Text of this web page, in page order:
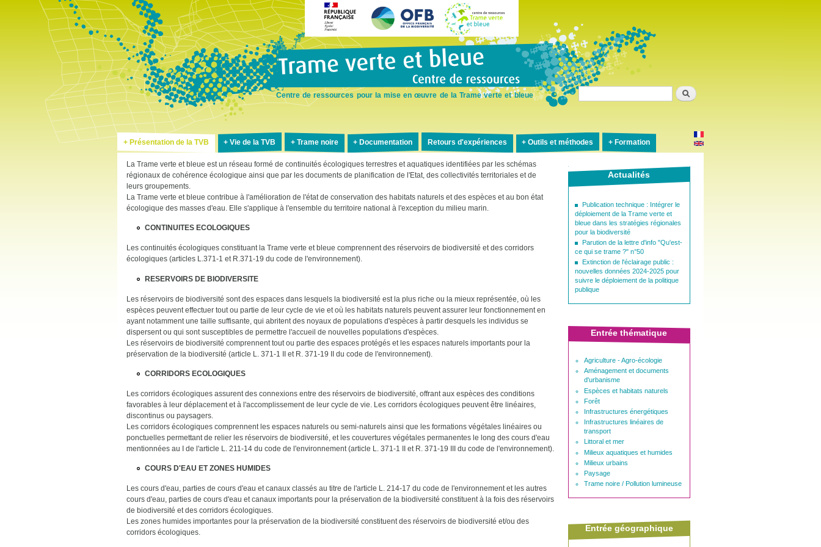
au
contenu
Centre de ressources pour la mise en œuvre de la Trame verte et bleue
Présentation de la TVB Vie de la TVB Trame noire Documentation Retours d'expériences Outils et méthodes Formation
La Trame verte et bleue est un réseau formé de continuités écologiques terrestres et aquatiques identifiées par les schémas
régionaux de cohérence écologique ainsi que par les documents de planification de l'Etat, des collectivités territoriales et de
leurs groupements.
La Trame verte et bleue contribue à l'amélioration de l'état de conservation des habitats naturels et des espèces et au bon état
écologique des masses d'eau. Elle s'applique à l'ensemble du territoire national à l'exception du milieu marin.
CONTINUITES ECOLOGIQUES
Les continuités écologiques constituant la Trame verte et bleue comprennent des réservoirs de biodiversité et des corridors
écologiques (articles L.371-1 et R.371-19 du code de l'environnement).
RESERVOIRS DE BIODIVERSITE
Les réservoirs de biodiversité sont des espaces dans lesquels la biodiversité est la plus riche ou la mieux représentée, où les
espèces peuvent effectuer tout ou partie de leur cycle de vie et où les habitats naturels peuvent assurer leur fonctionnement en
ayant notamment une taille suffisante, qui abritent des noyaux de populations d'espèces à partir desquels les individus se
dispersent ou qui sont susceptibles de permettre l'accueil de nouvelles populations d'espèces.
Les réservoirs de biodiversité comprennent tout ou partie des espaces protégés et les espaces naturels importants pour la
préservation de la biodiversité (article L. 371-1 II et R. 371-19 II du code de l'environnement).
CORRIDORS ECOLOGIQUES
Les corridors écologiques assurent des connexions entre des réservoirs de biodiversité, offrant aux espèces des conditions
favorables à leur déplacement et à l'accomplissement de leur cycle de vie. Les corridors écologiques peuvent être linéaires,
discontinus ou paysagers.
Les corridors écologiques comprennent les espaces naturels ou semi-naturels ainsi que les formations végétales linéaires ou
ponctuelles permettant de relier les réservoirs de biodiversité, et les couvertures végétales permanentes le long des cours d'eau
mentionnées au I de l'article L. 211-14 du code de l'environnement (article L. 371-1 II et R. 371-19 III du code de l'environnement).
COURS D'EAU ET ZONES HUMIDES
Les cours d'eau, parties de cours d'eau et canaux classés au titre de l'article L. 214-17 du code de l'environnement et les autres
cours d'eau, parties de cours d'eau et canaux importants pour la préservation de la biodiversité constituent à la fois des réservoirs
de biodiversité et des corridors écologiques.
Les zones humides importantes pour la préservation de la biodiversité constituent des réservoirs de biodiversité et/ou des
corridors écologiques.
Actualités
Publication technique : Intégrer le
déploiement de la Trame verte et
bleue dans les stratégies régionales
pour la biodiversité
Parution de la lettre d'info "Qu'est-
ce qui se trame ?" n°50
Extinction de l'éclairage public :
nouvelles données 2024-2025 pour
suivre le déploiement de la politique
publique
Entrée thématique
Agriculture - Agro-écologie
Aménagement et documents
d'urbanisme
Espèces et habitats naturels
Forêt
Infrastructures énergétiques
Infrastructures linéaires de
transport
Littoral et mer
Milieux aquatiques et humides
Milieux urbains
Paysage
Trame noire / Pollution lumineuse
Entrée géographique